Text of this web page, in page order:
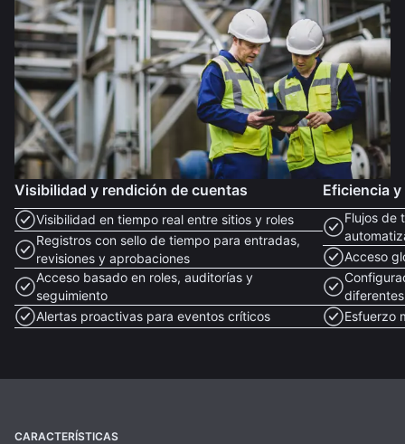
Visibilidad y rendición de cuentas
Visibilidad en tiempo real entre sitios y roles
Registros con sello de tiempo para entradas,
revisiones y aprobaciones
Acceso basado en roles, auditorías y
seguimiento
Alertas proactivas para eventos críticos
Eficiencia
Flujos de
Acceso
Esfuerzo
CARACTERÍSTICAS